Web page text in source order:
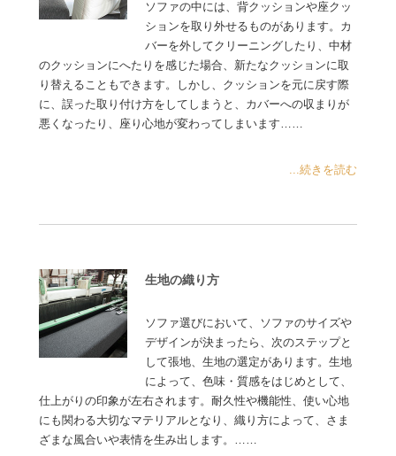
ソファの中には、背クッションや座クッ
ションを取り外せるものがあります。カ
バーを外してクリーニングしたり、中材
のクッションにへたりを感じた場合、新たなクッションに取
り替えることもできます。しかし、クッションを元に戻す際
に、誤った取り付け方をしてしまうと、カバーへの収まりが
悪くなったり、座り心地が変わってしまいます……
...続きを読む
生地の織り方
ソファ選びにおいて、ソファのサイズや
デザインが決まったら、次のステップと
して張地、生地の選定があります。生地
によって、色味・質感をはじめとして、
仕上がりの印象が左右されます。耐久性や機能性、使い心地
にも関わる大切なマテリアルとなり、織り方によって、さま
ざまな風合いや表情を生み出します。……